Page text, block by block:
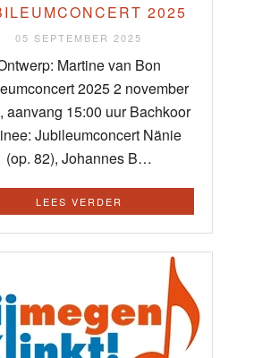
2025
05 SEPTEMBER 2025
Martine van Bon
2025 2 november
aanvang 15:00 uur Bachkoor
Jubileumconcert Nänie
(op. 82), Johannes B…
LEES VERDER